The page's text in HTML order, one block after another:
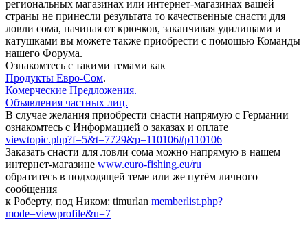
региональных магазинах или интернет-магазинах вашей
страны не принесли результата то качественные снасти для
ловли сома, начиная от крючков, заканчивая удилищами и
катушками вы можете также приобрести с помощью Команды
нашего Форума.
Oзнакомтесь с такими темами как
Продукты Евро-Сом.
Комерческие Предложения.
Объявления частных лиц.
В случае желания приобрести снасти напрямую с Германии
ознакомтесь с Информацией о заказах и оплате
viewtopic.php?f=5&t=7729&p=110106#p110106
Заказать снасти для ловли сома можно напрямую в нашем
интернет-магазине www.euro-fishing.eu/ru
обратитесь в подходящей теме или же путём личного
сообщения
к Роберту, под Ником: timurlan memberlist.php?
mode=viewprofile&u=7